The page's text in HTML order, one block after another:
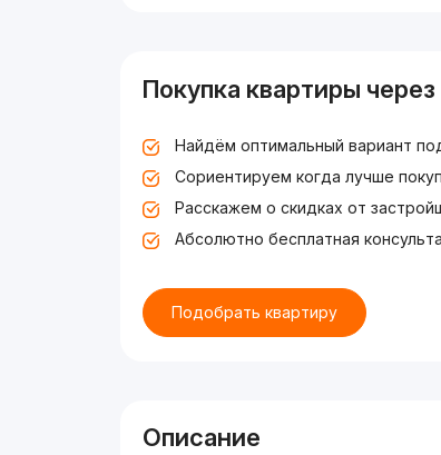
Покупка квартиры
Найдём оптимальный вариант
Сориентируем когда лучше
Расскажем о скидках от
Абсолютно бесплатная
Подобрать квартиру
Описание